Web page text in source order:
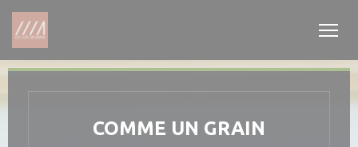
Personnalisation de vos choix en matière de cookies
COMME UN GRAIN